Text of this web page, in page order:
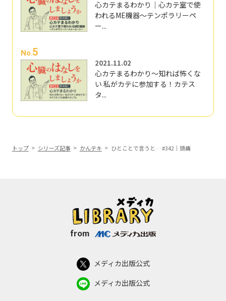
心カテまるわかり｜心カテ室で使
われるME機器～テンポラリーペ
ー...
No.5
2021.11.02
心カテまるわかり～知れば怖くな
い 私がカテに参加する！カテス
タ...
トップ シリーズ記事 かんテキ ひとことで言うと… #342｜頭痛
from
メディカ出版公式
メディカ出版公式